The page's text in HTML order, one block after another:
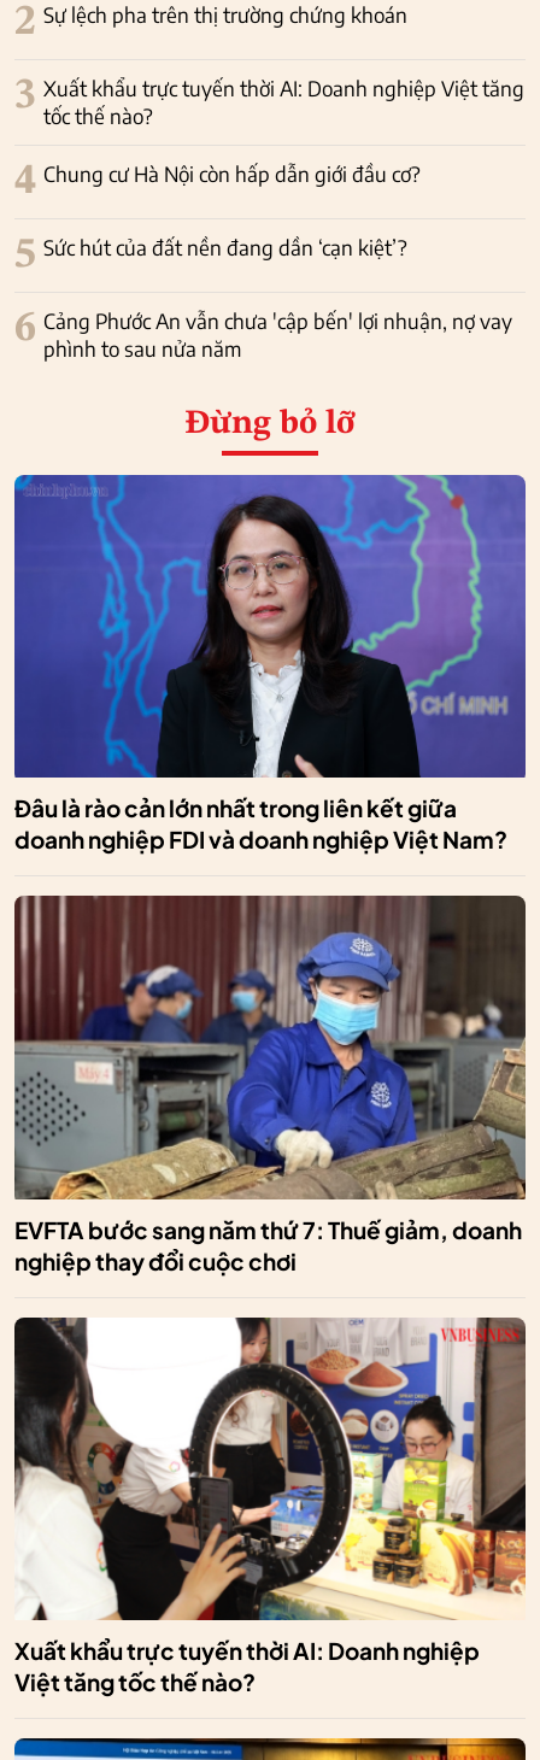
2 Sự lệch pha trên thị trường chứng khoán
3 Xuất khẩu trực tuyến thời AI: Doanh nghiệp Việt tăng
tốc thế nào?
4 Chung cư Hà Nội còn hấp dẫn giới đầu cơ?
5 Sức hút của đất nền đang dần ‘cạn kiệt’?
6 Cảng Phước An vẫn chưa 'cập bến' lợi nhuận, nợ vay
phình to sau nửa năm
Đừng bỏ lỡ
Đâu là rào cản lớn nhất trong liên kết giữa
doanh nghiệp FDI và doanh nghiệp Việt Nam?
EVFTA bước sang năm thứ 7: Thuế giảm, doanh
nghiệp thay đổi cuộc chơi
Xuất khẩu trực tuyến thời AI: Doanh nghiệp
Việt tăng tốc thế nào?